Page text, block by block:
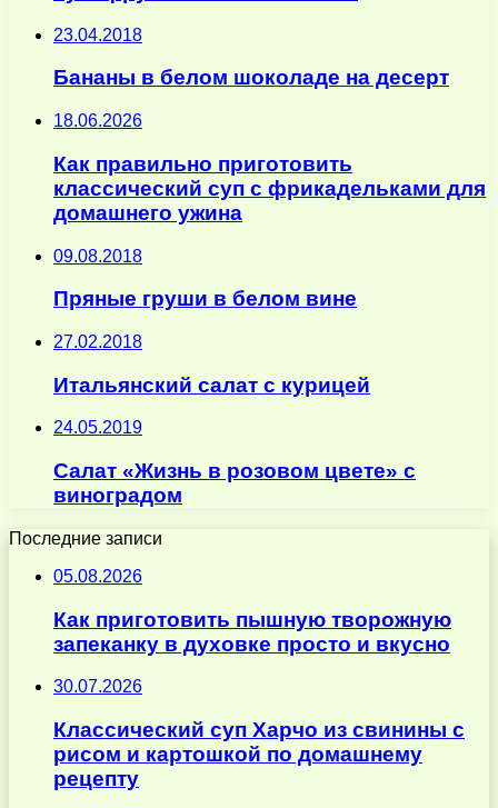
23.04.2018
Бананы в белом шоколаде на десерт
18.06.2026
Как правильно приготовить
классический суп с фрикадельками для
домашнего ужина
09.08.2018
Пряные груши в белом вине
27.02.2018
Итальянский салат с курицей
24.05.2019
Салат «Жизнь в розовом цвете» с
виноградом
Последние записи
05.08.2026
Как приготовить пышную творожную
запеканку в духовке просто и вкусно
30.07.2026
Классический суп Харчо из свинины с
рисом и картошкой по домашнему
рецепту